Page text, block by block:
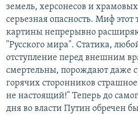
земель, херсонесов и храмовых
серьезная опасность. Миф
картины непрерывно
"Русского мира". Статика,
отступление перед внешним
смертельны, порождают даже
горячих сторонников
не настоящий!" Теперь до
дня во власти Путин обречен